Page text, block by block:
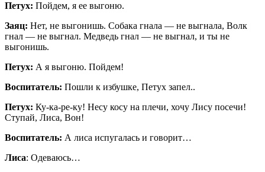
Петух: Пойдем, я ее выгоню.
Заяц: Нет, не выгонишь. Собака гнала — не выгнала, Волк
гнал — не выгнал. Медведь гнал — не выгнал, и ты не
выгонишь.
Петух: А я выгоню. Пойдем!
Воспитатель: Пошли к избушке, Петух запел..
Петух: Ку-ка-ре-ку! Несу косу на плечи, хочу Лису посечи!
Ступай, Лиса, Вон!
Воспитатель: А лиса испугалась и говорит…
Лиса: Одеваюсь…